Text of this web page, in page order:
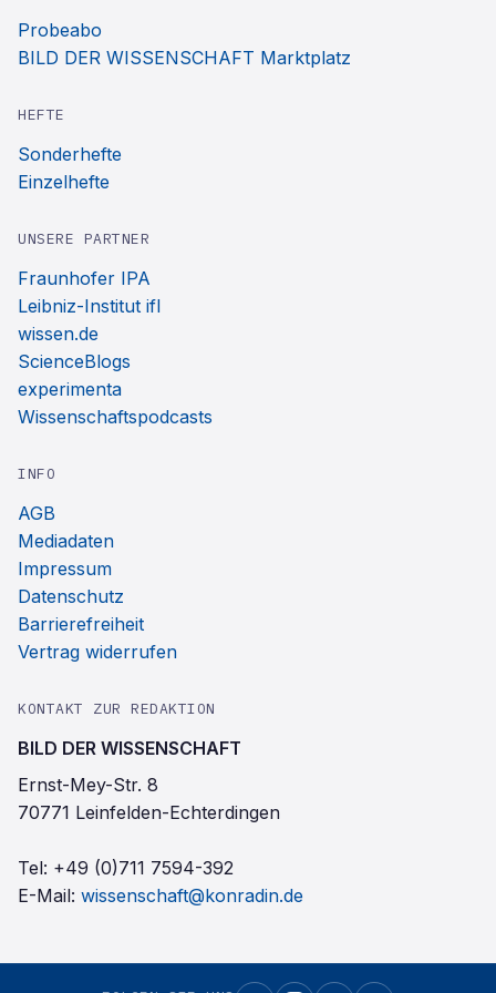
Probeabo
BILD DER WISSENSCHAFT Marktplatz
HEFTE
Sonderhefte
Einzelhefte
UNSERE PARTNER
Fraunhofer IPA
Leibniz-Institut ifl
wissen.de
ScienceBlogs
experimenta
Wissenschaftspodcasts
INFO
AGB
Mediadaten
Impressum
Datenschutz
Barrierefreiheit
Vertrag widerrufen
KONTAKT ZUR REDAKTION
BILD DER WISSENSCHAFT
Ernst-Mey-Str. 8
70771 Leinfelden-Echterdingen
Tel: +49 (0)711 7594-392
E-Mail: wissenschaft@konradin.de